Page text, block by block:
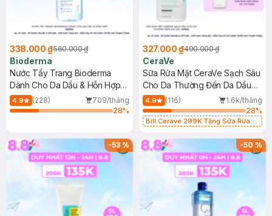
338.000 ₫560.000 ₫
Bioderma
Nước Tẩy Trang Bioderma
Dành Cho Da Dầu & Hỗn Hợp
500ml
4.9 (228)
709/tháng
28%
327.000 ₫490.000 ₫
CeraVe
Sữa Rửa Mặt CeraVe Sạch Sâu
Cho Da Thường Đến Da Dầu
473ml
4.9 (116)
1.6k/tháng
28%
Bill Cerave 299K Tặng Sữa Rửa
-53% -50%